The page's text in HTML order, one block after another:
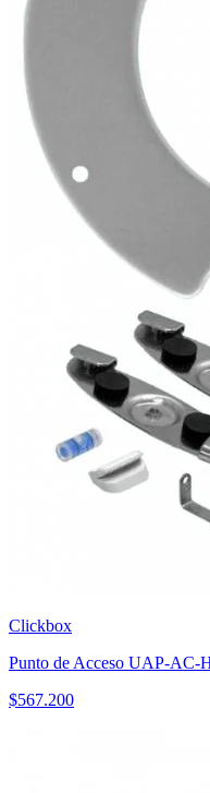
Clickbox
Punto de Acceso UAP-
$567.200